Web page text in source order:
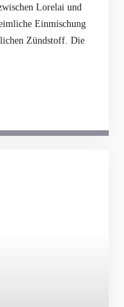
Lorelai und
Einmischung
Zündstoff. Die